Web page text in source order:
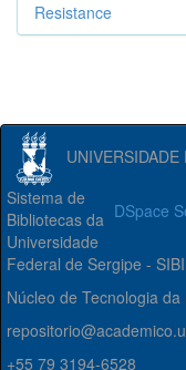
Resistance
DSpace
Sistema de
Bibliotecas da
Universidade
Federal de Sergipe -
Núcleo de Tecnologia
+55 79 3194-6528